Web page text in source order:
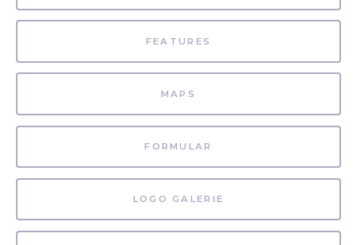
FEATURES
MAPS
FORMULAR
LOGO GALERIE